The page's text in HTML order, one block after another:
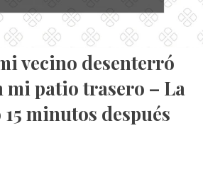
vecino desenterró
mi patio trasero – La
minutos después